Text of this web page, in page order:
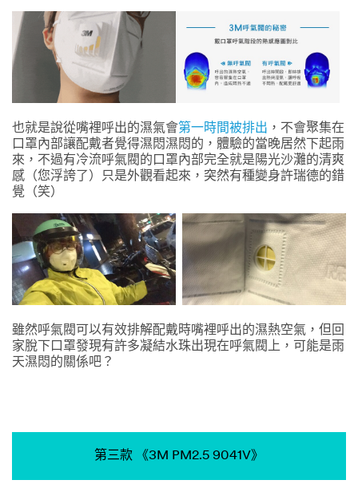
也就是說從嘴裡呼出的濕氣會第一時間被排出 ，不會聚集在
口罩內部讓配戴者覺得濕悶濕悶的，體驗的當晚居然下起雨
來，不過有冷流呼氣閥的口罩內部完全就是陽光沙灘的清爽
感（您浮誇了）只是外觀看起來，突然有種變身許瑞德的錯
覺（笑）
雖然呼氣閥可以有效排解配戴時嘴裡呼出的濕熱空氣，但回
家脫下口罩發現有許多凝結水珠出現在呼氣閥上，可能是雨
天濕悶的關係吧？
第三款 《3M PM2.5 9041V》